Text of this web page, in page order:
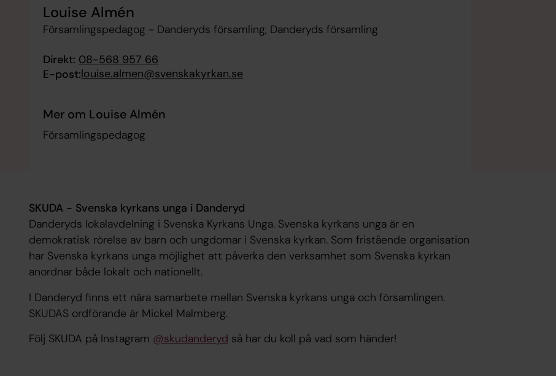
Louise Almén
Församlingspedagog - Danderyds församling, Danderyds församling
Direkt: 08-568 957 66
E-post:louise.almen@svenskakyrkan.se
Mer om Louise Almén
Församlingspedagog
SKUDA - Svenska kyrkans unga i Danderyd
Danderyds lokalavdelning i Svenska Kyrkans Unga. Svenska kyrkans unga är en
demokratisk rörelse av barn och ungdomar i Svenska kyrkan. Som fristående organisation
har Svenska kyrkans unga möjlighet att påverka den verksamhet som Svenska kyrkan
anordnar både lokalt och nationellt.
I Danderyd finns ett nära samarbete mellan Svenska kyrkans unga och församlingen.
SKUDAS ordförande är Mickel Malmberg.
Följ SKUDA på Instagram @skudanderyd så har du koll på vad som händer!